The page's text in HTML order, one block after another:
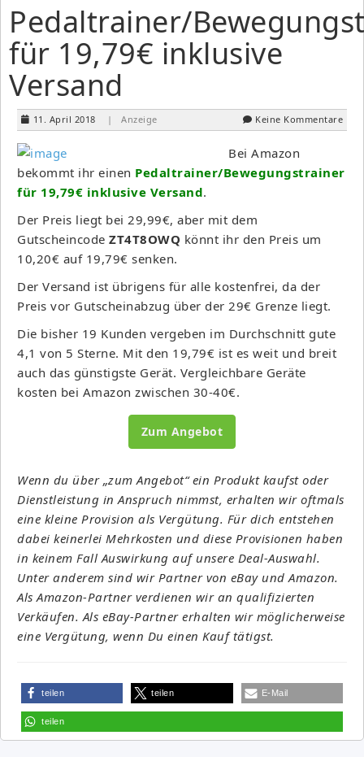
Pedaltrainer/
für 19,79€ inklusive
Versand
11. April 2018 | Anzeige Keine Kommentare
Bei Amazon
bekommt ihr einen Pedaltrainer/Bewegungstrainer
für 19,79€ inklusive Versand.
Der Preis liegt bei 29,99€, aber mit dem
Gutscheincode ZT4T8OWQ könnt ihr den Preis um
10,20€ auf 19,79€ senken.
Der Versand ist übrigens für alle kostenfrei, da der
Preis vor Gutscheinabzug über der 29€ Grenze liegt.
Die bisher 19 Kunden vergeben im Durchschnitt gute
4,1 von 5 Sterne. Mit den 19,79€ ist es weit und breit
auch das günstigste Gerät. Vergleichbare Geräte
kosten bei Amazon zwischen 30-40€.
Zum Angebot
Wenn du über „zum Angebot“ ein Produkt kaufst oder
Dienstleistung in Anspruch nimmst, erhalten wir oftmals
eine kleine Provision als Vergütung. Für dich entstehen
dabei keinerlei Mehrkosten und diese Provisionen haben
in keinem Fall Auswirkung auf unsere Deal-Auswahl.
Unter anderem sind wir Partner von eBay und Amazon.
Als Amazon-Partner verdienen wir an qualifizierten
Verkäufen. Als eBay-Partner erhalten wir möglicherweise
eine Vergütung, wenn Du einen Kauf tätigst.
teilen teilen E-Mail
teilen